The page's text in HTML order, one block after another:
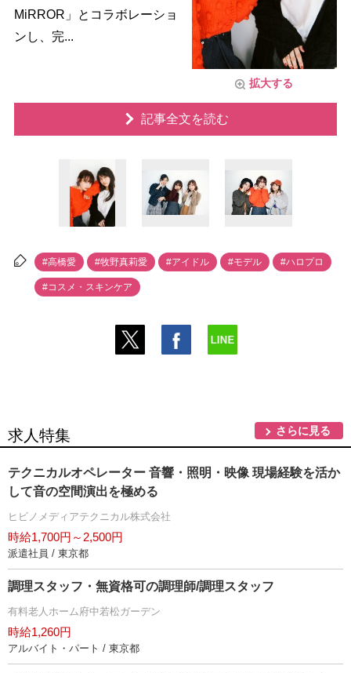
拡大する
MiRROR」とコラボレーショ
ンし、完...
記事全文を読む
#高橋愛 #牧野真莉愛 #アイドル #モデル #ハロプロ
#コスメ・スキンケア
求人特集 さらに見る
テクニカルオペレーター 音響・照明・映像 現場経験を活か
して音の空間演出を極める
ヒビノメディアテクニカル株式会社
時給1,700円～2,500円
派遣社員 / 東京都
調理スタッフ・無資格可の調理師/調理スタッフ
有料老人ホーム府中若松ガーデン
時給1,260円
アルバイト・パート / 東京都